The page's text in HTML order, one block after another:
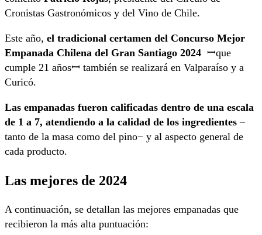
Cronistas Gastronómicos y del Vino de Chile.
Este año, el tradicional certamen del Concurso Mejor
Empanada Chilena del Gran Santiago 2024 ꟷque
cumple 21 añosꟷ también se realizará en Valparaíso y a
Curicó.
Las empanadas fueron calificadas dentro de una escala
de 1 a 7, atendiendo a la calidad de los ingredientes–
tanto de la masa como del pino− y al aspecto general de
cada producto.
Las mejores de 2024
A continuación, se detallan las mejores empanadas que
recibieron la más alta puntuación: